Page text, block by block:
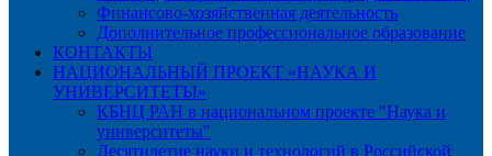
Финансово-хозяйственная деятельность
Дополнительное профессиональное образование
КОНТАКТЫ
НАЦИОНАЛЬНЫЙ ПРОЕКТ «НАУКА И
УНИВЕРСИТЕТЫ»
КБНЦ РАН в национальном проекте "Наука и
университеты"
Десятилетие науки и технологий в Российской